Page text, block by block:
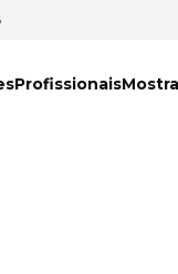
Profissionais